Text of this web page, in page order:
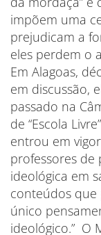
impõem uma
prejudicam a
eles perdem o
Em Alagoas,
em discussão,
passado na
de “Escola
entrou em
professores de
ideológica em
conteúdos que
único
ideológico.” O